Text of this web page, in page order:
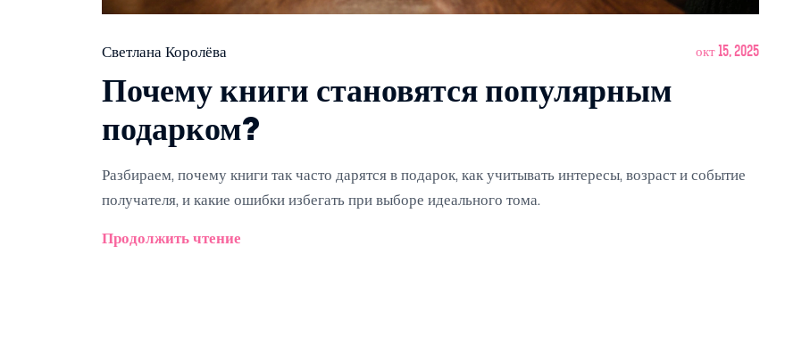
Светлана Королёва окт 15, 2025
Почему книги становятся популярным
подарком?
Разбираем, почему книги так часто дарятся в подарок, как учитывать интересы, возраст и событие
получателя, и какие ошибки избегать при выборе идеального тома.
Продолжить чтение